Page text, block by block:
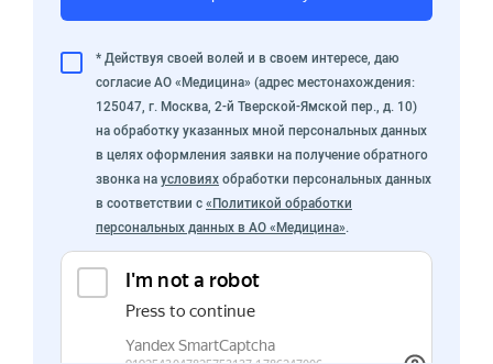
* Действуя своей волей и в своем интересе, даю
согласие АО «Медицина» (адрес местонахождения:
125047, г. Москва, 2-й Тверской-Ямской пер., д. 10)
на обработку указанных мной персональных данных
в целях оформления заявки на получение обратного
звонка на условиях обработки персональных данных
в соответствии с «Политикой обработки
персональных данных в АО «Медицина».